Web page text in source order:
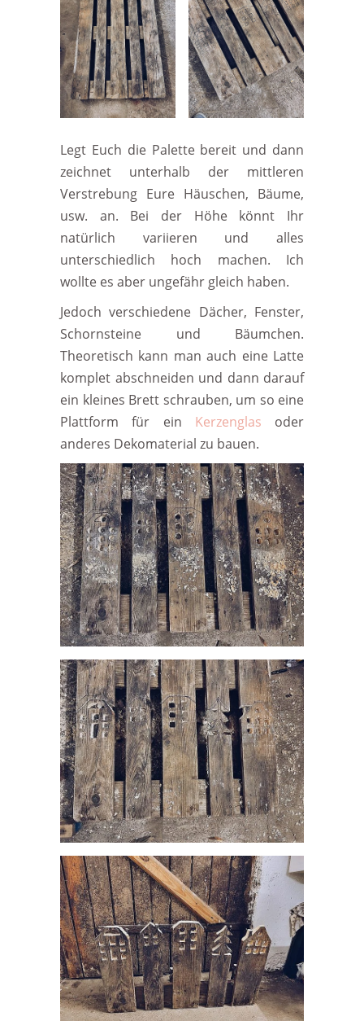
Legt Euch die Palette bereit und dann
zeichnet unterhalb der mittleren
Verstrebung Eure Häuschen, Bäume,
usw. an. Bei der Höhe könnt Ihr
natürlich variieren und alles
unterschiedlich hoch machen. Ich
wollte es aber ungefähr gleich haben.
Jedoch verschiedene Dächer, Fenster,
Schornsteine und Bäumchen.
Theoretisch kann man auch eine Latte
komplet abschneiden und dann darauf
ein kleines Brett schrauben, um so eine
Plattform für ein Kerzenglas oder
anderes Dekomaterial zu bauen.